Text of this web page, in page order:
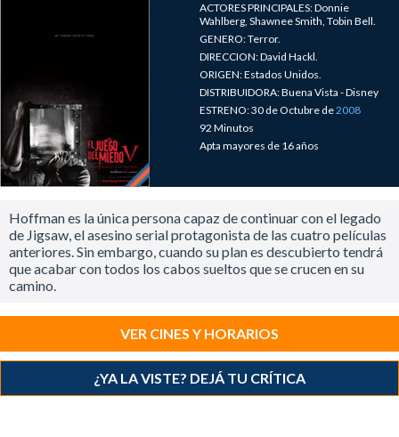
ACTORES PRINCIPALES: Donnie
Wahlberg, Shawnee Smith, Tobin Bell.
GENERO: Terror.
DIRECCION: David Hackl.
ORIGEN: Estados Unidos.
DISTRIBUIDORA: Buena Vista - Disney
ESTRENO: 30 de Octubre de2008
92 Minutos
Apta mayores de 16 años
Hoffman es la única persona capaz de continuar con el legado
de Jigsaw, el asesino serial protagonista de las cuatro películas
anteriores. Sin embargo, cuando su plan es descubierto tendrá
que acabar con todos los cabos sueltos que se crucen en su
camino.
VER CINES Y HORARIOS
¿YA LA VISTE? DEJÁ TU CRÍTICA